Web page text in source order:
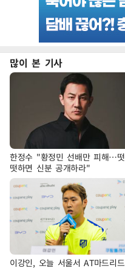
많이 본 기사
한정수 "황정민 선배만 피해…떳
떳하면 신분 공개하라"
이강인, 오늘 서울서 AT마드리드